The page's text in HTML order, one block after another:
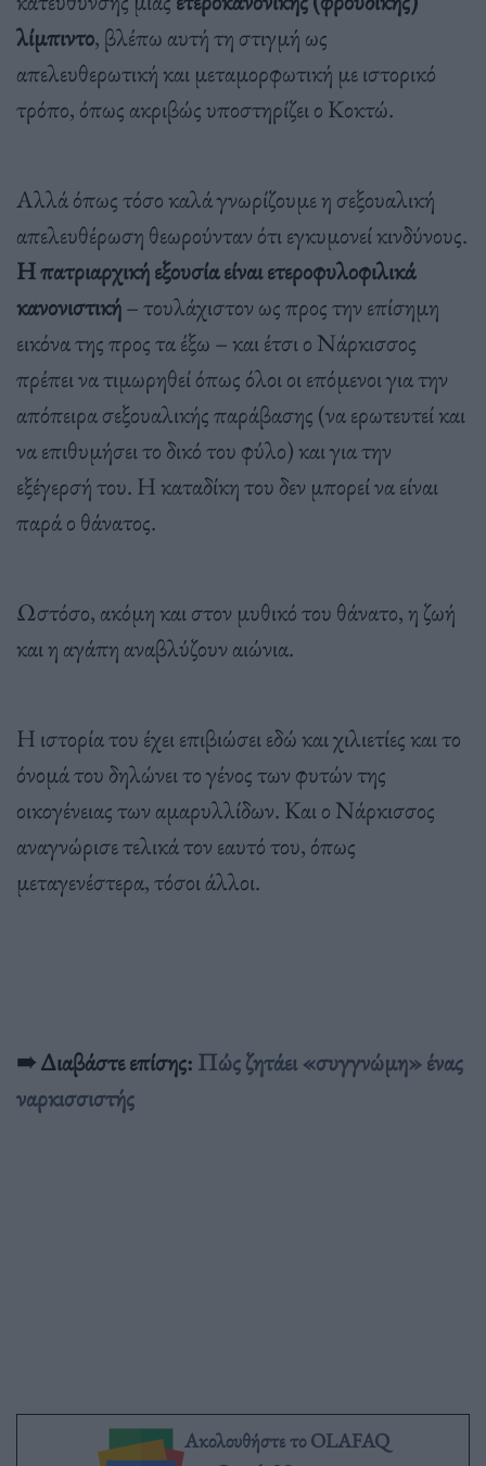
λίμπιντο, βλέπω αυτή τη στιγμή ως
απελευθερωτική και μεταμορφωτική με ιστορικό
τρόπο, όπως ακριβώς υποστηρίζει ο Κοκτώ.
Αλλά όπως τόσο καλά γνωρίζουμε η σεξουαλική
απελευθέρωση θεωρούνταν ότι εγκυμονεί κινδύνους.
Η πατριαρχική εξουσία είναι ετεροφυλοφιλικά
κανονιστική– τουλάχιστον ως προς την επίσημη
εικόνα της προς τα έξω – και έτσι ο Νάρκισσος
πρέπει να τιμωρηθεί όπως όλοι οι επόμενοι για την
απόπειρα σεξουαλικής παράβασης (να ερωτευτεί και
να επιθυμήσει το δικό του φύλο) και για την
εξέγερσή του. Η καταδίκη του δεν μπορεί να είναι
παρά ο θάνατος.
Ωστόσο, ακόμη και στον μυθικό του θάνατο, η ζωή
και η αγάπη αναβλύζουν αιώνια.
Η ιστορία του έχει επιβιώσει εδώ και χιλιετίες και το
όνομά του δηλώνει το γένος των φυτών της
οικογένειας των αμαρυλλίδων. Και ο Νάρκισσος
αναγνώρισε τελικά τον εαυτό του, όπως
μεταγενέστερα, τόσοι άλλοι.
➠ Διαβάστε επίσης: Πώς ζητάει «συγγνώμη» ένας
ναρκισσιστής
Ακολουθήστε το OLAFAQ